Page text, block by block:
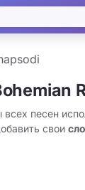
песен
свои